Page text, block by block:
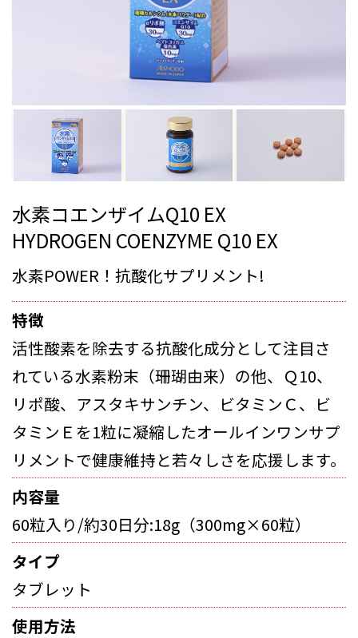
水素コエンザイムQ10 EX
HYDROGEN COENZYME Q10 EX
水素POWER！抗酸化サプリメント!
特徴
活性酸素を除去する抗酸化成分として注目さ
れている水素粉末（珊瑚由来）の他、Ｑ10、
リポ酸、アスタキサンチン、ビタミンＣ、ビ
タミンＥを1粒に凝縮したオールインワンサプ
リメントで健康維持と若々しさを応援します。
内容量
60粒入り/約30日分:18g（300mg×60粒）
タイプ
タブレット
使用方法